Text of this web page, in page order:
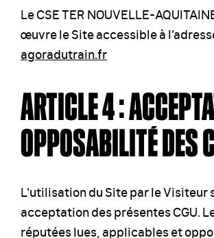
Le CSE TER NOUVELLE-
œuvre le Site accessible à
agoradutrain.fr
ARTICLE 4 :
OPPOSABILITÉ DES
L'utilisation du Site par le Visiteur
acceptation des présentes CGU.
réputées lues, applicables et